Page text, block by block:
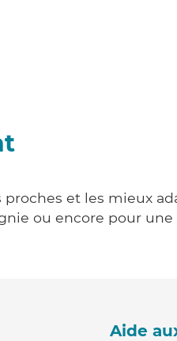
et les mieux
ou encore pour
Aide